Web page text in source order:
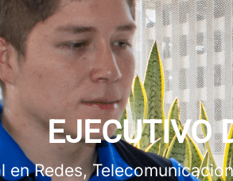
EJECUTIVO
en Redes,